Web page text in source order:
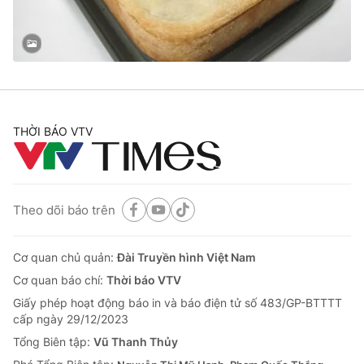
Thị trường 24h Tấm lòng Việt
VTV4 Vươn mình bằng AI
Liên hệ tòa soạn English
Theo dõi báo trên
Cơ quan chủ quản: Đài Truyền hình Việt Nam
THỜI BÁO VTV
Theo dõi báo trên
Cơ quan chủ quản:Đài Truyền hình Việt Nam
Cơ quan báo chí: Thời báo VTV
Giấy phép hoạt động báo in và báo điện tử số 483/GP-BTTTT
cấp ngày 29/12/2023
Tổng Biên tập: Vũ Thanh Thủy